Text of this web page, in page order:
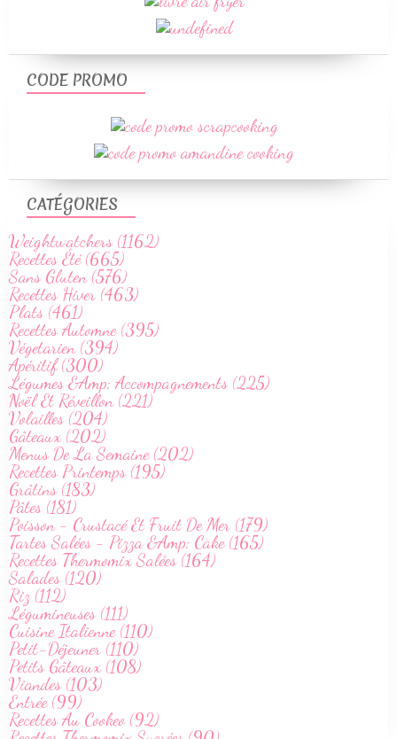
CATÉGORIES
Weightwatchers (1162)
Recettes Été (665)
Sans Gluten (576)
Recettes Hiver (463)
Plats (461)
Recettes Automne (395)
Végetarien (394)
Apéritif (300)
Légumes &Amp; Accompagnements (225)
Noël Et Réveillon (221)
Volailles (204)
Gâteaux (202)
Menus De La Semaine (202)
Recettes Printemps (195)
Grâtins (183)
Pâtes (181)
Poisson - Crustacé Et Fruit De Mer (179)
Tartes Salées - Pizza &Amp; Cake (165)
Recettes Thermomix Salées (164)
Salades (120)
Riz (112)
Légumineuses (111)
Cuisine Italienne (110)
Petit-Déjeuner (110)
Petits Gâteaux (108)
Viandes (103)
Entrée (99)
Recettes Au Cookeo (92)
CODE PROMO